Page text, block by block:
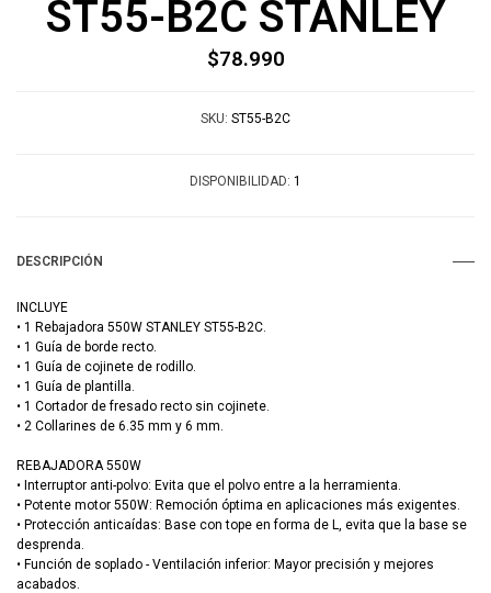
ST55-B2C STANLEY
$78.990
SKU: ST55-B2C
DISPONIBILIDAD: 1
DESCRIPCIÓN
INCLUYE
• 1 Rebajadora 550W STANLEY ST55-B2C.
• 1 Guía de borde recto.
• 1 Guía de cojinete de rodillo.
• 1 Guía de plantilla.
• 1 Cortador de fresado recto sin cojinete.
• 2 Collarines de 6.35 mm y 6 mm.
REBAJADORA 550W
• Interruptor anti-polvo: Evita que el polvo entre a la herramienta.
• Potente motor 550W: Remoción óptima en aplicaciones más exigentes.
• Protección anticaídas: Base con tope en forma de L, evita que la base se
desprenda.
• Función de soplado - Ventilación inferior: Mayor precisión y mejores
acabados.